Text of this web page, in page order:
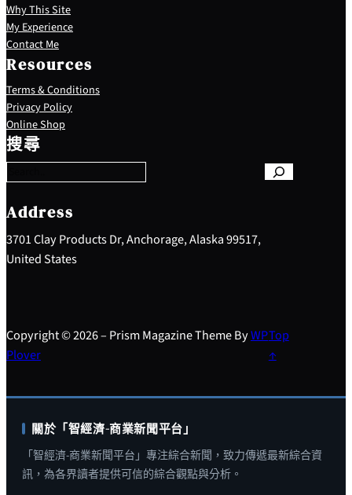
Why This Site
My Experience
Contact Me
Resources
Terms & Conditions
Privacy Policy
Online Shop
搜尋
S
e
a
c
h
Address
3701 Clay Products Dr, Anchorage, Alaska 99517,
United States
Copyright © 2026 – Prism Magazine Theme ByWP
Plover
Top
↑
關於「智經濟-商業新聞平台」
「智經濟-商業新聞平台」專注綜合新聞，致力傳遞最新綜合資
訊，為各界讀者提供可信的綜合觀點與分析。